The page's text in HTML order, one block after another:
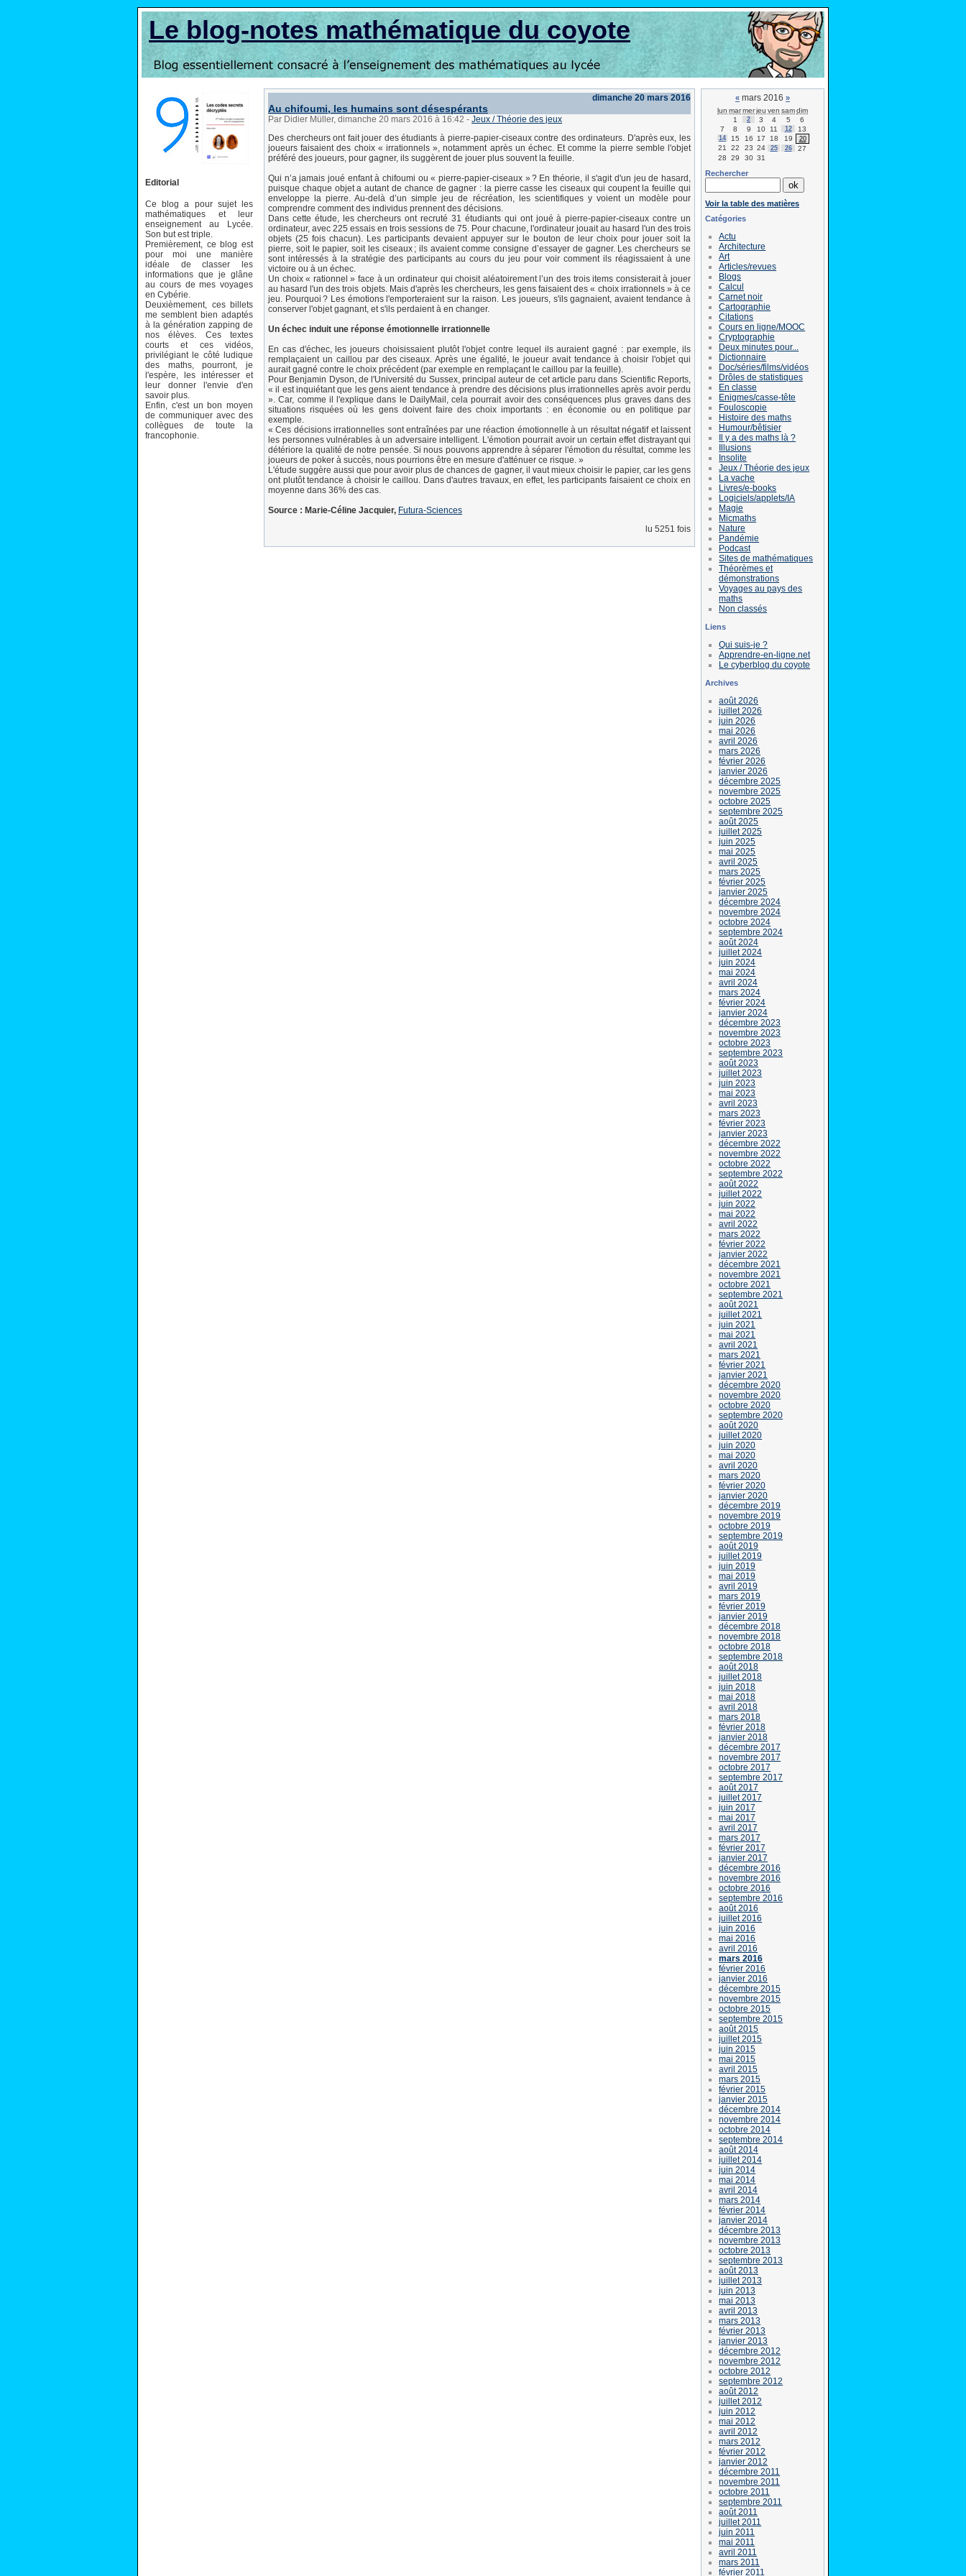
Le blog-notes mathématique du coyote
Editorial
Ce blog a pour sujet les
mathématiques et leur
enseignement au Lycée.
Son but est triple.
Premièrement, ce blog est
pour moi une manière
idéale de classer les
informations que je glâne
au cours de mes voyages
en Cybérie.
Deuxièmement, ces billets
me semblent bien adaptés
à la génération zapping de
nos élèves. Ces textes
courts et ces vidéos,
privilégiant le côté ludique
des maths, pourront, je
l'espère, les intéresser et
leur donner l'envie d'en
savoir plus.
Enfin, c'est un bon moyen
de communiquer avec des
collègues de toute la
francophonie.
dimanche 20 mars 2016
Au chifoumi, les humains sont désespérants
Par Didier Müller, dimanche 20 mars 2016 à 16:42 - Jeux / Théorie des jeux
Des chercheurs ont fait jouer des étudiants à pierre-papier-ciseaux contre des ordinateurs. D'après eux, les
joueurs faisaient des choix « irrationnels », notamment après un échec. Et comme la pierre semble l'objet
préféré des joueurs, pour gagner, ils suggèrent de jouer plus souvent la feuille.
Qui n’a jamais joué enfant à chifoumi ou « pierre-papier-ciseaux » ? En théorie, il s'agit d'un jeu de hasard,
puisque chaque objet a autant de chance de gagner : la pierre casse les ciseaux qui coupent la feuille qui
enveloppe la pierre. Au-delà d’un simple jeu de récréation, les scientifiques y voient un modèle pour
comprendre comment des individus prennent des décisions.
Dans cette étude, les chercheurs ont recruté 31 étudiants qui ont joué à pierre-papier-ciseaux contre un
ordinateur, avec 225 essais en trois sessions de 75. Pour chacune, l'ordinateur jouait au hasard l'un des trois
objets (25 fois chacun). Les participants devaient appuyer sur le bouton de leur choix pour jouer soit la
pierre, soit le papier, soit les ciseaux ; ils avaient comme consigne d’essayer de gagner. Les chercheurs se
sont intéressés à la stratégie des participants au cours du jeu pour voir comment ils réagissaient à une
victoire ou à un échec.
Un choix « rationnel » face à un ordinateur qui choisit aléatoirement l’un des trois items consisterait à jouer
au hasard l'un des trois objets. Mais d'après les chercheurs, les gens faisaient des « choix irrationnels » à ce
jeu. Pourquoi ? Les émotions l'emporteraient sur la raison. Les joueurs, s'ils gagnaient, avaient tendance à
conserver l'objet gagnant, et s'ils perdaient à en changer.
Un échec induit une réponse émotionnelle irrationnelle
En cas d'échec, les joueurs choisissaient plutôt l'objet contre lequel ils auraient gagné : par exemple, ils
remplaçaient un caillou par des ciseaux. Après une égalité, le joueur avait tendance à choisir l'objet qui
aurait gagné contre le choix précédent (par exemple en remplaçant le caillou par la feuille).
Pour Benjamin Dyson, de l'Université du Sussex, principal auteur de cet article paru dans Scientific Reports,
« il est inquiétant que les gens aient tendance à prendre des décisions plus irrationnelles après avoir perdu
». Car, comme il l'explique dans le DailyMail, cela pourrait avoir des conséquences plus graves dans des
situations risquées où les gens doivent faire des choix importants : en économie ou en politique par
exemple.
« Ces décisions irrationnelles sont entraînées par une réaction émotionnelle à un résultat négatif et laissent
les personnes vulnérables à un adversaire intelligent. L'émotion pourrait avoir un certain effet distrayant qui
détériore la qualité de notre pensée. Si nous pouvons apprendre à séparer l'émotion du résultat, comme les
joueurs de poker à succès, nous pourrions être en mesure d'atténuer ce risque. »
L'étude suggère aussi que pour avoir plus de chances de gagner, il vaut mieux choisir le papier, car les gens
ont plutôt tendance à choisir le caillou. Dans d'autres travaux, en effet, les participants faisaient ce choix en
moyenne dans 36% des cas.
Source : Marie-Céline Jacquier, Futura-Sciences
lu 5251 fois
« mars 2016 »
lun marmerjeu ven samdim
1
2 3 4 5
6
7
8 9 10 11 12 13
14 15 16 17 18 19 20
21 22 23 24 25 26
27
28
29 30 31
Rechercher
Voir la table des matières
Catégories
Actu
Architecture
Art
Articles/revues
Blogs
Calcul
Carnet noir
Cartographie
Citations
Cours en ligne/MOOC
Cryptographie
Deux minutes pour...
Dictionnaire
Doc/séries/films/vidéos
Drôles de statistiques
En classe
Enigmes/casse-tête
Fouloscopie
Histoire des maths
Humour/bêtisier
Il y a des maths là ?
Illusions
Insolite
Jeux / Théorie des jeux
La vache
Livres/e-books
Logiciels/applets/IA
Magie
Micmaths
Nature
Pandémie
Podcast
Sites de mathématiques
Théorèmes et
démonstrations
Voyages au pays des
maths
Non classés
Liens
Qui suis-je ?
Apprendre-en-ligne.net
Le cyberblog du coyote
Archives
août 2026
juillet 2026
juin 2026
mai 2026
avril 2026
mars 2026
février 2026
janvier 2026
décembre 2025
novembre 2025
octobre 2025
septembre 2025
août 2025
juillet 2025
juin 2025
mai 2025
avril 2025
mars 2025
février 2025
janvier 2025
décembre 2024
novembre 2024
octobre 2024
septembre 2024
août 2024
juillet 2024
juin 2024
mai 2024
avril 2024
mars 2024
février 2024
janvier 2024
décembre 2023
novembre 2023
octobre 2023
septembre 2023
août 2023
juillet 2023
juin 2023
mai 2023
avril 2023
mars 2023
février 2023
janvier 2023
décembre 2022
novembre 2022
octobre 2022
septembre 2022
août 2022
juillet 2022
juin 2022
mai 2022
avril 2022
mars 2022
février 2022
janvier 2022
décembre 2021
novembre 2021
octobre 2021
septembre 2021
août 2021
juillet 2021
juin 2021
mai 2021
avril 2021
mars 2021
février 2021
janvier 2021
décembre 2020
novembre 2020
octobre 2020
septembre 2020
août 2020
juillet 2020
juin 2020
mai 2020
avril 2020
mars 2020
février 2020
janvier 2020
décembre 2019
novembre 2019
octobre 2019
septembre 2019
août 2019
juillet 2019
juin 2019
mai 2019
avril 2019
mars 2019
février 2019
janvier 2019
décembre 2018
novembre 2018
octobre 2018
septembre 2018
août 2018
juillet 2018
juin 2018
mai 2018
avril 2018
mars 2018
février 2018
janvier 2018
décembre 2017
novembre 2017
octobre 2017
septembre 2017
août 2017
juillet 2017
juin 2017
mai 2017
avril 2017
mars 2017
février 2017
janvier 2017
décembre 2016
novembre 2016
octobre 2016
septembre 2016
août 2016
juillet 2016
juin 2016
mai 2016
avril 2016
mars 2016
février 2016
janvier 2016
décembre 2015
novembre 2015
octobre 2015
septembre 2015
août 2015
juillet 2015
juin 2015
mai 2015
avril 2015
mars 2015
février 2015
janvier 2015
décembre 2014
novembre 2014
octobre 2014
septembre 2014
août 2014
juillet 2014
juin 2014
mai 2014
avril 2014
mars 2014
février 2014
janvier 2014
décembre 2013
novembre 2013
octobre 2013
septembre 2013
août 2013
juillet 2013
juin 2013
mai 2013
avril 2013
mars 2013
février 2013
janvier 2013
décembre 2012
novembre 2012
octobre 2012
septembre 2012
août 2012
juillet 2012
juin 2012
mai 2012
avril 2012
mars 2012
février 2012
janvier 2012
décembre 2011
novembre 2011
octobre 2011
septembre 2011
août 2011
juillet 2011
juin 2011
mai 2011
avril 2011
mars 2011
février 2011